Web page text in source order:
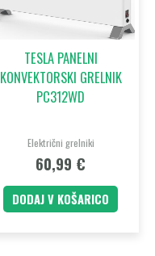
TESLA PANELNI
KONVEKTORSKI GRELNIK
PC312WD
Električni grelniki
60,99 €
DODAJ V KOŠARICO